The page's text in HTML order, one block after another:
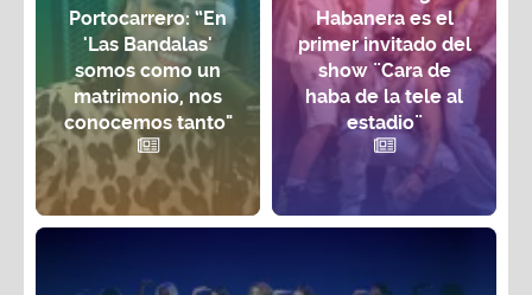
Portocarrero: “En
'Las Bandalas'
somos como un
matrimonio, nos
conocemos tanto"
Habanera es el
primer invitado del
show ¨Cara de
haba de la tele al
estadio¨